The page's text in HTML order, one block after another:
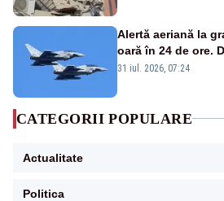
Alertă aeriană la
oară în 24 de ore.
Eurofighter
31 iul. 2026, 07:24
CATEGORII POPULARE
Actualitate
Politica